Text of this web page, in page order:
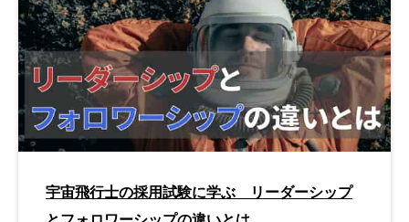
宇宙飛行士の採用試験に学ぶ リーダーシップ